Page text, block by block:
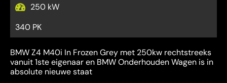
250 kW
340 PK
BMW Z4 M40i In Frozen Grey met 250kw rechtstreeks
vanuit 1ste eigenaar en BMW Onderhouden Wagen is in
absolute nieuwe staat